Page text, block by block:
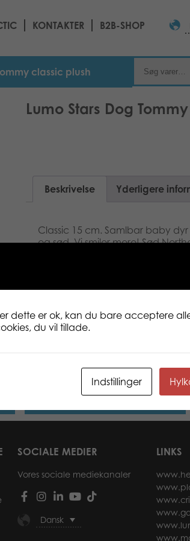
KONTAKTER B2B-SHOP
classic plush
Lumo Stars Dog
Beskrivelse Yderligere
Classic 15 cm. Samlbar baby
og sød. Vi smiler mere! Sød
baseret på den ægte nordiske
er en sød en! Lad os have det
SOCIALE MEDIER
Vores sociale mediekanaler
Dansk
LINKS
dette er ok, kan du bare acceptere
du vil tillade.
Indstillinger